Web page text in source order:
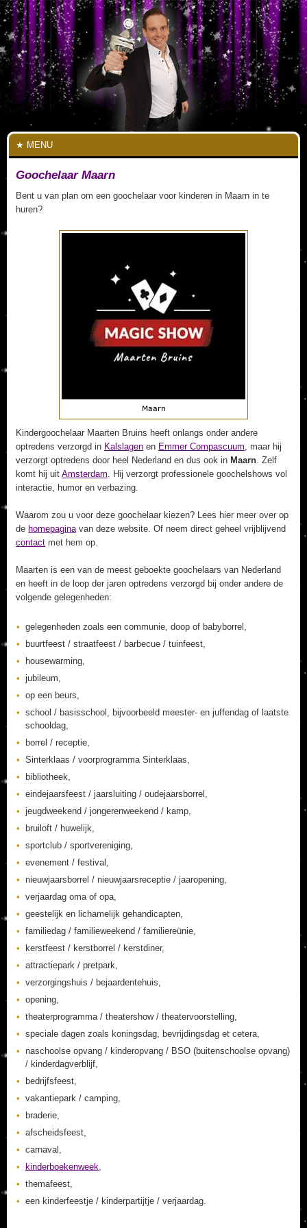
MENU
Goochelaar Maarn
Bent u van plan om een goochelaar voor kinderen in Maarn in te
huren?
Kindergoochelaar Maarten Bruins heeft onlangs onder andere
optredens verzorgd in Kalslagen en Emmer Compascuum, maar hij
verzorgt optredens door heel Nederland en dus ook in Maarn. Zelf
komt hij uit Amsterdam. Hij verzorgt professionele goochelshows vol
interactie, humor en verbazing.
Waarom zou u voor deze goochelaar kiezen? Lees hier meer over op
de homepaginavan deze website. Of neem direct geheel vrijblijvend
contact met hem op.
Maarten is een van de meest geboekte goochelaars van Nederland
en heeft in de loop der jaren optredens verzorgd bij onder andere de
volgende gelegenheden:
gelegenheden zoals een communie, doop of babyborrel,
buurtfeest / straatfeest / barbecue / tuinfeest,
housewarming,
jubileum,
op een beurs,
school / basisschool, bijvoorbeeld meester- en juffendag of laatste
schooldag,
borrel / receptie,
Sinterklaas / voorprogramma Sinterklaas,
bibliotheek,
eindejaarsfeest / jaarsluiting / oudejaarsborrel,
jeugdweekend / jongerenweekend / kamp,
bruiloft / huwelijk,
sportclub / sportvereniging,
evenement / festival,
nieuwjaarsborrel / nieuwjaarsreceptie / jaaropening,
verjaardag oma of opa,
geestelijk en lichamelijk gehandicapten,
familiedag / familieweekend / familiereünie,
kerstfeest / kerstborrel / kerstdiner,
attractiepark / pretpark,
verzorgingshuis / bejaardentehuis,
opening,
theaterprogramma / theatershow / theatervoorstelling,
speciale dagen zoals koningsdag, bevrijdingsdag et cetera,
naschoolse opvang / kinderopvang / BSO (buitenschoolse opvang)
/ kinderdagverblijf,
bedrijfsfeest,
vakantiepark / camping,
braderie,
afscheidsfeest,
carnaval,
kinderboekenweek,
themafeest,
een kinderfeestje / kinderpartijtje / verjaardag.